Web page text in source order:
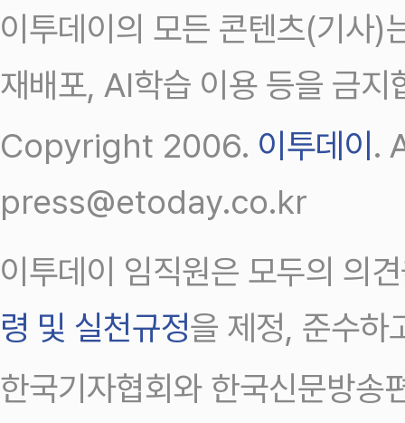
이투데이의 모든 콘텐츠(기사)
재배포, AI학습 이용 등을 금지
Copyright 2006. 이투데이.
press@etoday.co.kr
이투데이 임직원은 모두의 의
령 및 실천규정을 제정, 준수하
한국기자협회와 한국신문방송